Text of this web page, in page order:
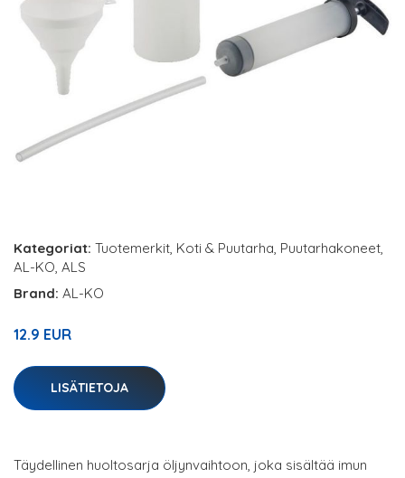
Kategoriat: Tuotemerkit, Koti & Puutarha, Puutarhakoneet,
AL-KO, ALS
Brand: AL-KO
12.9 EUR
LISÄTIETOJA
Täydellinen huoltosarja öljynvaihtoon, joka sisältää imun